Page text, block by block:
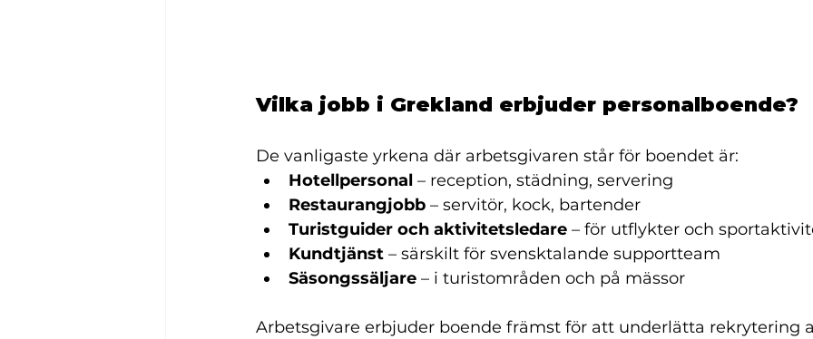
Vilka jobb i Grekland erbjuder personalboende?
De vanligaste yrkena där arbetsgivaren står för boendet är:
Hotellpersonal – reception, städning, servering
Restaurangjobb – servitör, kock, bartender
Turistguider och aktivitetsledare – för utflykter och
Kundtjänst – särskilt för svensktalande supportteam
Säsongssäljare – i turistområden och på mässor
Arbetsgivare erbjuder boende främst för att underlätta rekrytering